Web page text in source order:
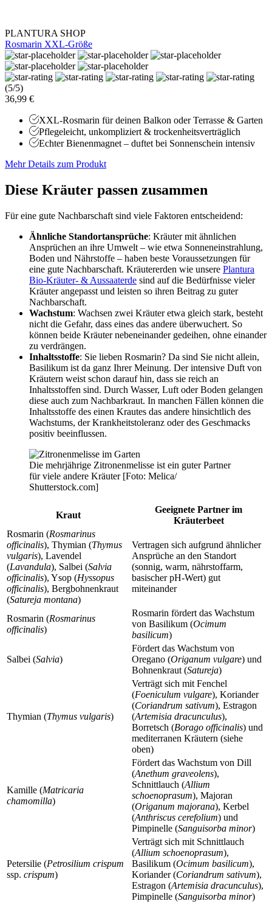
PLANTURA SHOP
Rosmarin XXL-Größe
(5/5)
36,99 €
XXL-Rosmarin für deinen Balkon oder Terrasse & Garten
Pflegeleicht, unkompliziert & trockenheitsverträglich
Echter Bienenmagnet – duftet bei Sonnenschein intensiv
Mehr Details zum Produkt
Diese Kräuter passen zusammen
Für eine gute Nachbarschaft sind viele Faktoren entscheidend:
Ähnliche Standortansprüche: Kräuter mit ähnlichen
Ansprüchen an ihre Umwelt – wie etwa Sonneneinstrahlung,
Boden und Nährstoffe – haben beste Voraussetzungen für
eine gute Nachbarschaft. Kräutererden wie unsere Plantura
Bio-Kräuter- & Aussaaterde sind auf die Bedürfnisse vieler
Kräuter angepasst und leisten so ihren Beitrag zu guter
Nachbarschaft.
Wachstum: Wachsen zwei Kräuter etwa gleich stark, besteht
nicht die Gefahr, dass eines das andere überwuchert. So
können beide Kräuter nebeneinander gedeihen, ohne einander
zu verdrängen.
Inhaltsstoffe: Sie lieben Rosmarin? Da sind Sie nicht allein,
Basilikum ist da ganz Ihrer Meinung. Der intensive Duft von
Kräutern weist schon darauf hin, dass sie reich an
Inhaltsstoffen sind. Durch Wasser, Luft oder Boden gelangen
diese auch zum Nachbarkraut. In manchen Fällen können die
Inhaltsstoffe des einen Krautes das andere hinsichtlich des
Wachstums, der Krankheitstoleranz oder des Geschmacks
positiv beeinflussen.
Die mehrjährige Zitronenmelisse ist ein guter Partner
für viele andere Kräuter [Foto: Melica/
Shutterstock.com]
Kraut
Geeignete Partner im
Kräuterbeet
Rosmarin (Rosmarinus
officinalis), Thymian (Thymus
vulgaris), Lavendel
(Lavandula), Salbei (Salvia
officinalis), Ysop (Hyssopus
officinalis), Bergbohnenkraut
(Satureja montana)
Vertragen sich aufgrund ähnlicher
Ansprüche an den Standort
(sonnig, warm, nährstoffarm,
basischer pH-Wert) gut
miteinander
Rosmarin (Rosmarinus
officinalis)
Rosmarin fördert das Wachstum
von Basilikum (Ocimum
basilicum)
Salbei (Salvia)
Fördert das Wachstum von
Oregano (Origanum vulgare) und
Bohnenkraut (Satureja)
Thymian (Thymus vulgaris)
Verträgt sich mit Fenchel
(Foeniculum vulgare), Koriander
(Coriandrum sativum), Estragon
(Artemisia dracunculus),
Borretsch (Borago officinalis) und
mediterranen Kräutern (siehe
oben)
Kamille (Matricaria
chamomilla)
Fördert das Wachstum von Dill
(Anethum graveolens),
Schnittlauch (Allium
schoenoprasum), Majoran
(Origanum majorana), Kerbel
(Anthriscus cerefolium) und
Pimpinelle (Sanguisorba minor)
Petersilie (Petrosilium crispum
ssp. crispum)
Verträgt sich mit Schnittlauch
(Allium schoenoprasum),
Basilikum (Ocimum basilicum),
Koriander (Coriandrum sativum),
Estragon (Artemisia dracunculus),
Pimpinelle (Sanguisorba minor)